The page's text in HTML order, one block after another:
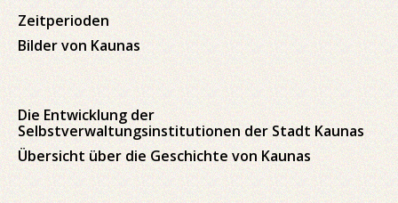
Zeitperioden
Bilder von Kaunas
Die Entwicklung der
Selbstverwaltungsinstitutionen der Stadt Kaunas
Übersicht über die Geschichte von Kaunas